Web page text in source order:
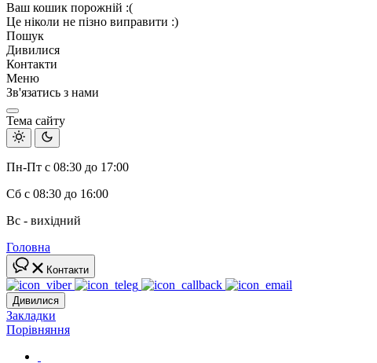
Ваш кошик порожній :(
Це ніколи не пізно виправити :)
Пошук
Дивилися
Контакти
Меню
Зв'язатись з нами
Тема сайту
Пн-Пт с 08:30 до 17:00
Сб с 08:30 до 16:00
Вс - вихідний
Головна
Контакти
Дивилися
Закладки
Порівняння